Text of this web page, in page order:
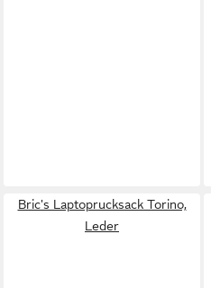
Bric's Laptoprucksack Torino,
Leder